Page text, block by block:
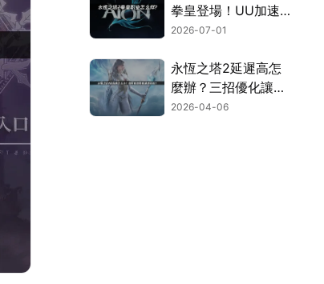
拳皇登場！UU加速
器連線優化完全攻
2026-07-01
永恆之塔2延遲高怎
麼辦？三招優化讓你
暢玩無阻！
2026-04-06